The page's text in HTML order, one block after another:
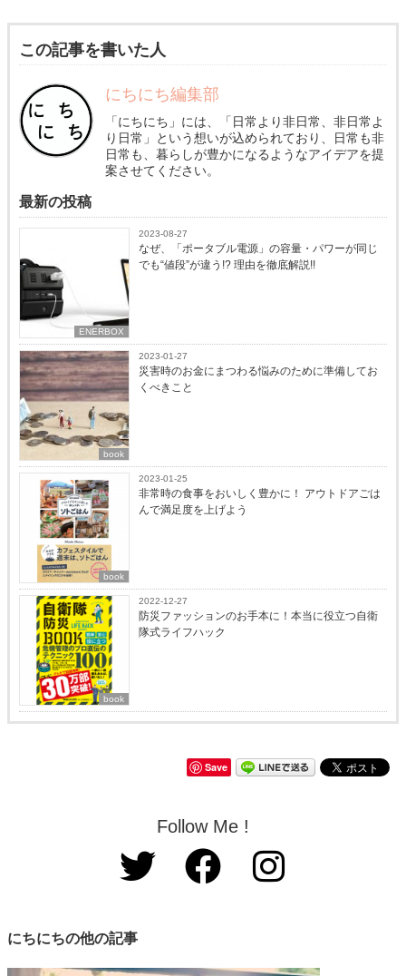
この記事を書いた人
にちにち編集部
「にちにち」には、「日常より非日常、非日常よ
り日常」という想いが込められており、日常も非
日常も、暮らしが豊かになるようなアイデアを提
案させてください。
最新の投稿
ENERBOX
2023-08-27
なぜ、「ポータブル電源」の容量・パワーが同じ
でも“値段”が違う!? 理由を徹底解説!!
book
2023-01-27
災害時のお金にまつわる悩みのために準備してお
くべきこと
book
2023-01-25
非常時の食事をおいしく豊かに！ アウトドアごは
んで満足度を上げよう
book
2022-12-27
防災ファッションのお手本に！本当に役立つ自衛
隊式ライフハック
Save
Follow Me !
にちにちの他の記事